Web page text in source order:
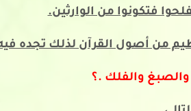
فتكونوا من الوارثين.
من أصول القرآن لذلك تجده
والفلك .؟